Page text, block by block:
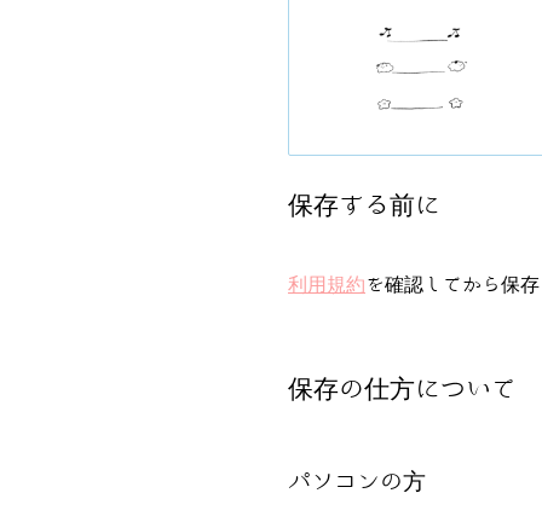
保存する前に
利用規約を確認してから保存
保存の仕方について
パソコンの方